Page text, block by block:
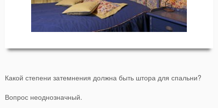
Какой степени затемнения должна быть штора для спальни?
Вопрос неоднозначный.